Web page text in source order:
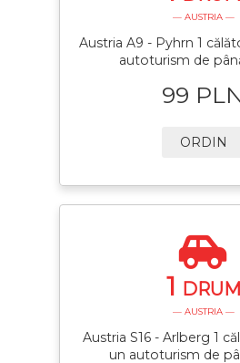
— AUSTRIA —
Austria A9 - Pyhrn 1
autoturism de
99
ORDIN
1 DRUM
— AUSTRIA —
Austria S16 - Arlberg 1
un autoturism de